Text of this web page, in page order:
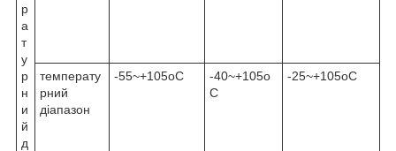
р
а
т
у
р
н
и
й
д
температу
рний
діапазон
-55~+105oC -40~+105o
C
-25~+105oC